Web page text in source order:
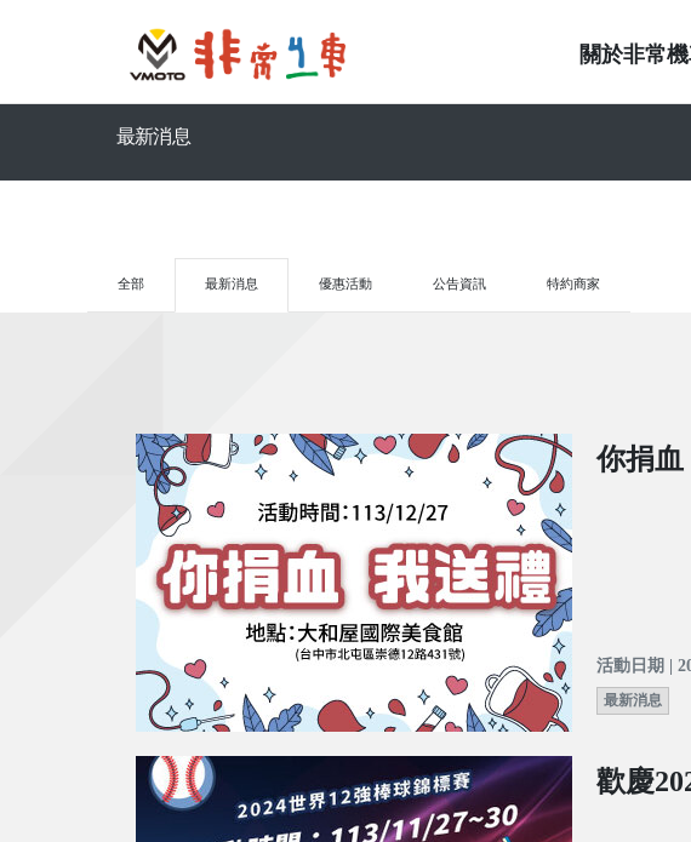
關於非常
最新消息
全部 最新消息 優惠活動 公告資訊 特約商家
你捐血
活動日期 |
最新消息
歡慶